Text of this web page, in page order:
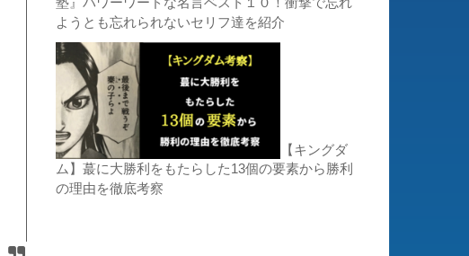
ようとも忘れられないセリフ達を紹介
【キングダ
ム】蕞に大勝利をもたらした13個の要素から勝利
の理由を徹底考察